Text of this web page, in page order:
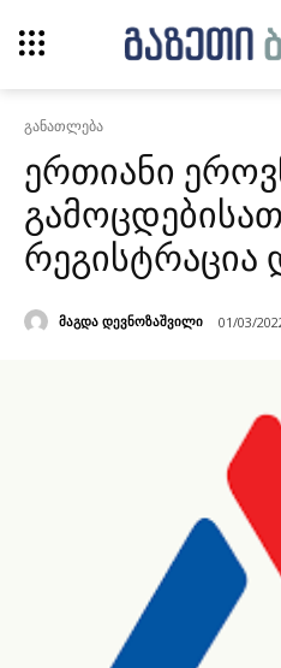
განათლება
ერთიანი
რეგისტრაცია
მაგდა დევნოზაშვილი 01/03/